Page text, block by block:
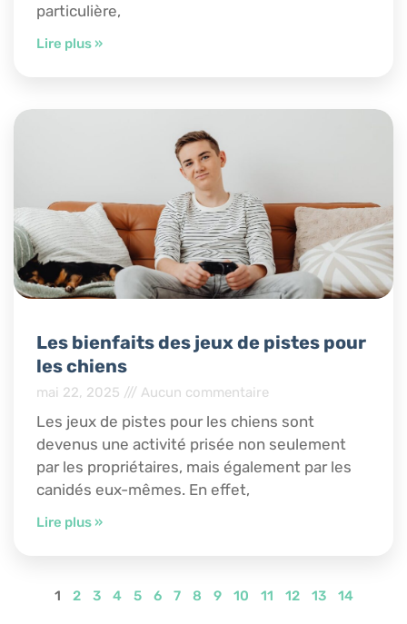
particulière,
Lire plus »
Les bienfaits des jeux de pistes pour
les chiens
mai 22, 2025 Aucun commentaire
Les jeux de pistes pour les chiens sont
devenus une activité prisée non seulement
par les propriétaires, mais également par les
canidés eux-mêmes. En effet,
Lire plus »
1 2 3 4 5 6 7 8 9 10 11 12 13 14